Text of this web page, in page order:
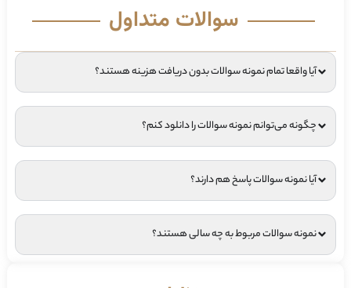
سوالات متداول
آیا واقعا تمام نمونه سوالات بدون دریافت هزینه هستند؟
چگونه می‌توانم نمونه سوالات را دانلود کنم؟
آیا نمونه سوالات پاسخ هم دارند؟
نمونه سوالات مربوط به چه سالی هستند؟